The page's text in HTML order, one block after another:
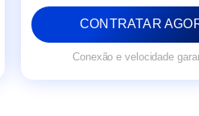
CONTRATAR
Conexão e velocidade